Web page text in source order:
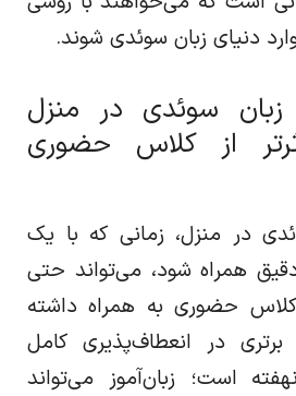
دنیای زبان سوئدی شوند.
زبان سوئدی در منزل
از کلاس حضوری
در منزل، زمانی که با یک
همراه شود، می‌تواند حتی
کلاس حضوری به همراه داشته
در انعطاف‌پذیری کامل
است؛ زبان‌آموز می‌تواند